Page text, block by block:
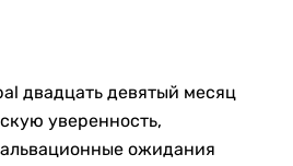
двадцать девятый месяц
уверенность,
ожидания